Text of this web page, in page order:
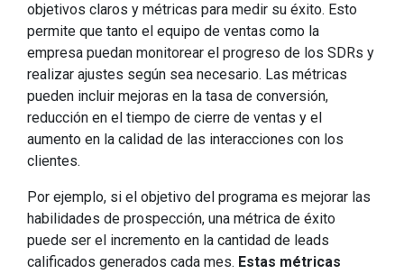
objetivos claros y métricas para medir su éxito. Esto
permite que tanto el equipo de ventas como la
empresa puedan monitorear el progreso de los SDRs y
realizar ajustes según sea necesario. Las métricas
pueden incluir mejoras en la tasa de conversión,
reducción en el tiempo de cierre de ventas y el
aumento en la calidad de las interacciones con los
clientes.
Por ejemplo, si el objetivo del programa es mejorar las
habilidades de prospección, una métrica de éxito
puede ser el incremento en la cantidad de leads
calificados generados cada mes. Estas métricas